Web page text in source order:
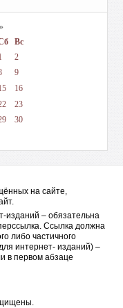
Вс
2
9
16
23
30
на сайте,
изданий – обязательна
Ссылка должна
либо частичного
интернет- изданий) –
в первом абзаце